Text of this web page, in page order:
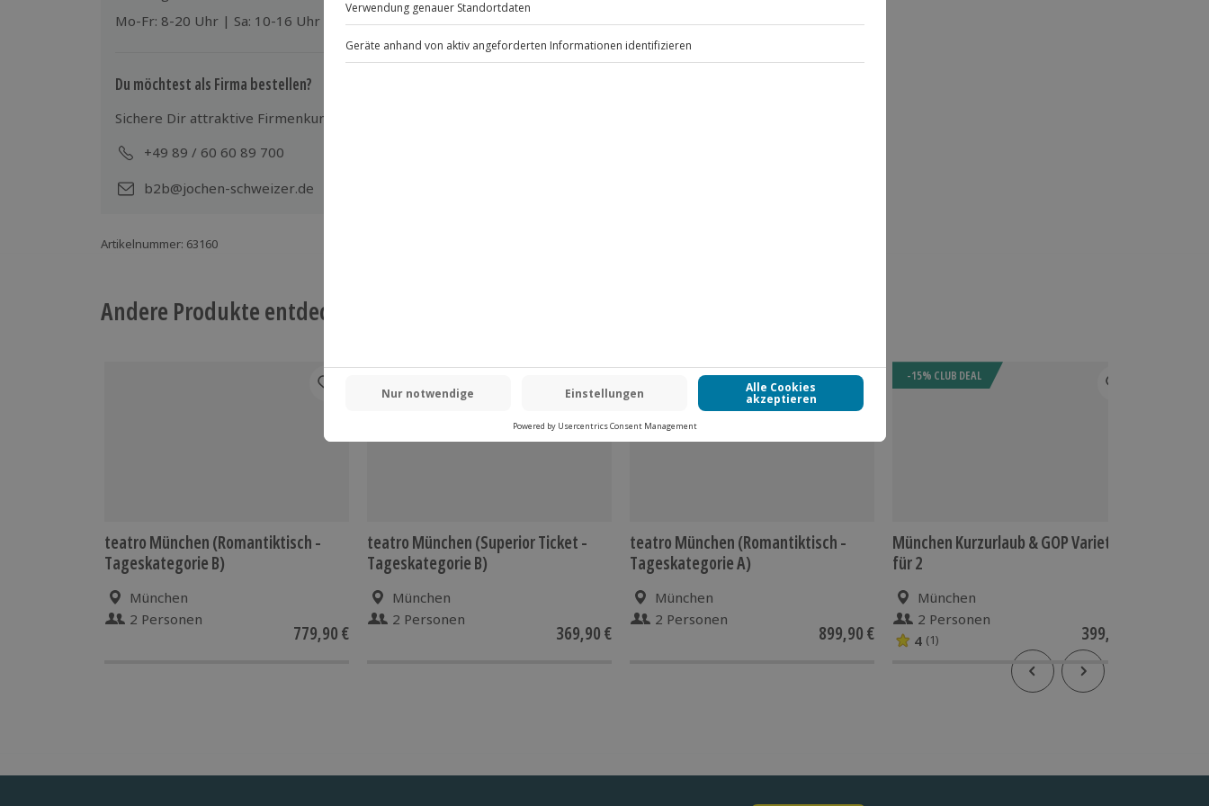
Mo-Fr: 8-20 Uhr | Sa: 10-16 Uhr
Du möchtest als Firma bestellen?
Sichere Dir attraktive Firmenkunden Vorteile.
+49 89 / 60 60 89 700
b2b@jochen-schweizer.de
Artikelnummer: 63160
Andere Produkte entdecken
teatro München (Romantiktisch -
Tageskategorie B)
München
2 Personen
779,90 €
teatro München (Superior Ticket -
Tageskategorie B)
München
2 Personen
369,90 €
teatro München (Romantiktisch -
Tageskategorie A)
München
2 Personen
899,90 €
-15% CLUB DEAL
München Kurzurlaub & GOP Varieté
für 2
München
2 Personen
4 (1) 399,90 €